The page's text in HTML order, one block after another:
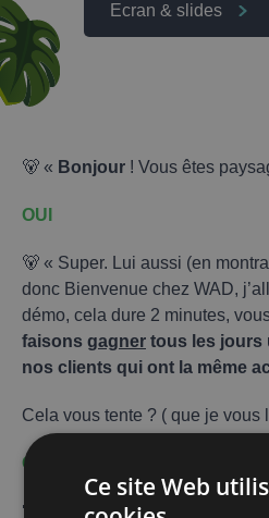
Ecran & slides
🐻 « Bonjour ! Vous êtes
OUI
🐻 « Super. Lui aussi (en
donc Bienvenue chez WAD,
démo, cela dure 2 minutes,
faisons gagner tous les jours
nos clients qui ont la même
Cela vous tente ? ( que je vous
OUI
🐻 « Unequestion
Ce site Web